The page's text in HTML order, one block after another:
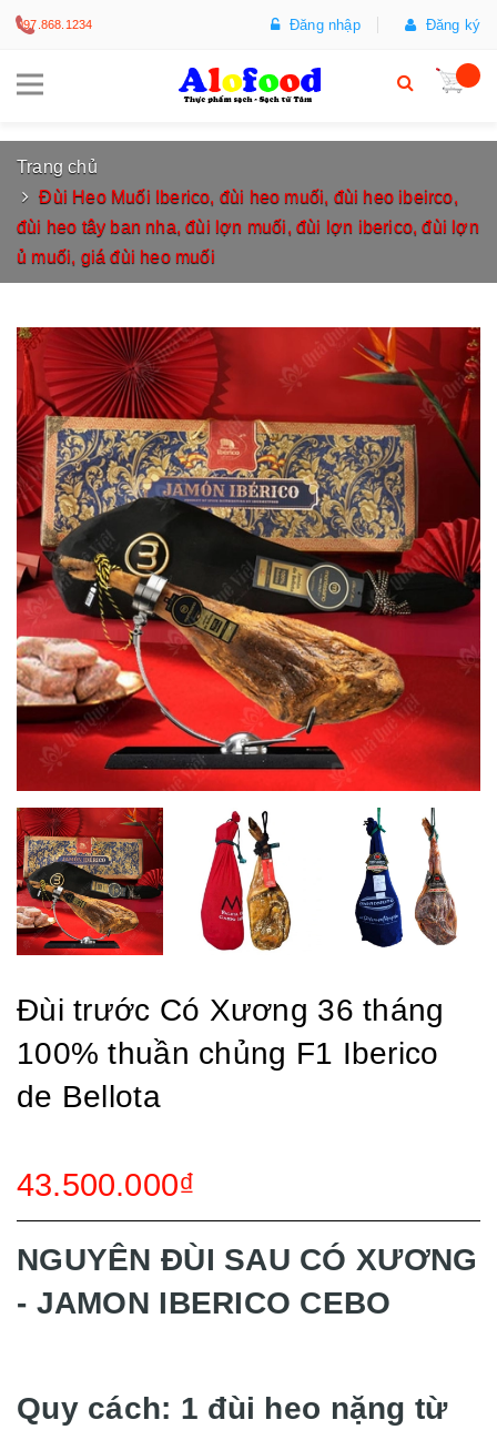
097.868.1234 Đăng nhập Đăng ký
Trang chủ
Đùi Heo Muối Iberico, đùi heo muối, đùi heo ibeirco,
đùi heo tây ban nha, đùi lợn muối, đùi lợn iberico, đùi lợn
ủ muối, giá đùi heo muối
Đùi trước Có Xương 36 tháng
100% thuần chủng F1 Iberico
de Bellota
43.500.000₫
NGUYÊN ĐÙI SAU CÓ XƯƠNG
- JAMON IBERICO CEBO
Quy cách: 1 đùi heo nặng từ